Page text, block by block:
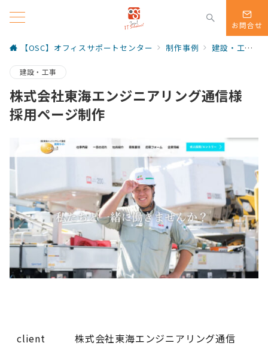
お問合せ
【OSC】オフィスサポートセンター 制作事例 建設・工事
建設・工事
株式会社東海エンジニアリング通信様
採用ページ制作
client 株式会社東海エンジニアリング通信